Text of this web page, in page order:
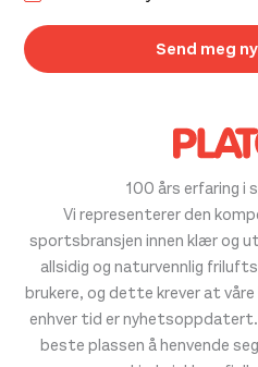
100 års erfaring i
Vi representerer den
sportsbransjen innen klær og
allsidig og naturvennlig
brukere, og dette krever at
enhver tid er
beste plassen å henvende